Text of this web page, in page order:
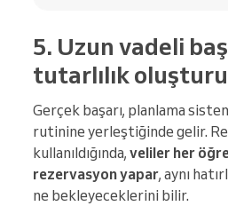
5. Uzun vadeli
tutarlılık
Gerçek başarı, planlama
rutinine yerleştiğinde gelir.
kullanıldığında, veliler her
rezervasyon yapar, aynı
ne bekleyeceklerini bilir.